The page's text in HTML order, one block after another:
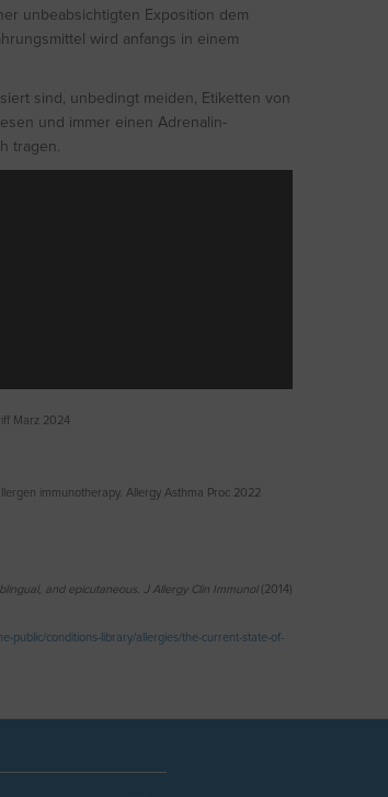
unbeabsichtigten Exposition dem
wird anfangs in einem
sind, unbedingt meiden, Etiketten von
und immer einen Adrenalin-
tragen.
Marz 2024
immunotherapy. Allergy Asthma Proc 2022
and epicutaneous. J Allergy Clin Immunol(2014)
public/conditions-library/allergies/the-current-state-of-